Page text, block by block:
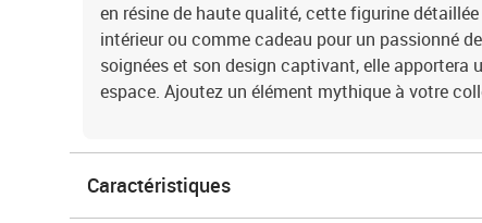
en résine de haute qualité, cette figurine
intérieur ou comme cadeau pour un passionné
soignées et son design captivant, elle apportera
espace. Ajoutez un élément mythique à votre
Caractéristiques